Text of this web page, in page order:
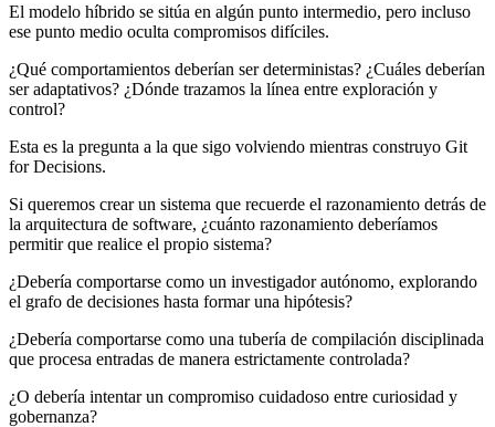
El modelo híbrido se sitúa en algún punto intermedio, pero incluso
ese punto medio oculta compromisos difíciles.
¿Qué comportamientos deberían ser deterministas? ¿Cuáles deberían
ser adaptativos? ¿Dónde trazamos la línea entre exploración y
control?
Esta es la pregunta a la que sigo volviendo mientras construyo Git
for Decisions.
Si queremos crear un sistema que recuerde el razonamiento detrás de
la arquitectura de software, ¿cuánto razonamiento deberíamos
permitir que realice el propio sistema?
¿Debería comportarse como un investigador autónomo, explorando
el grafo de decisiones hasta formar una hipótesis?
¿Debería comportarse como una tubería de compilación disciplinada
que procesa entradas de manera estrictamente controlada?
¿O debería intentar un compromiso cuidadoso entre curiosidad y
gobernanza?